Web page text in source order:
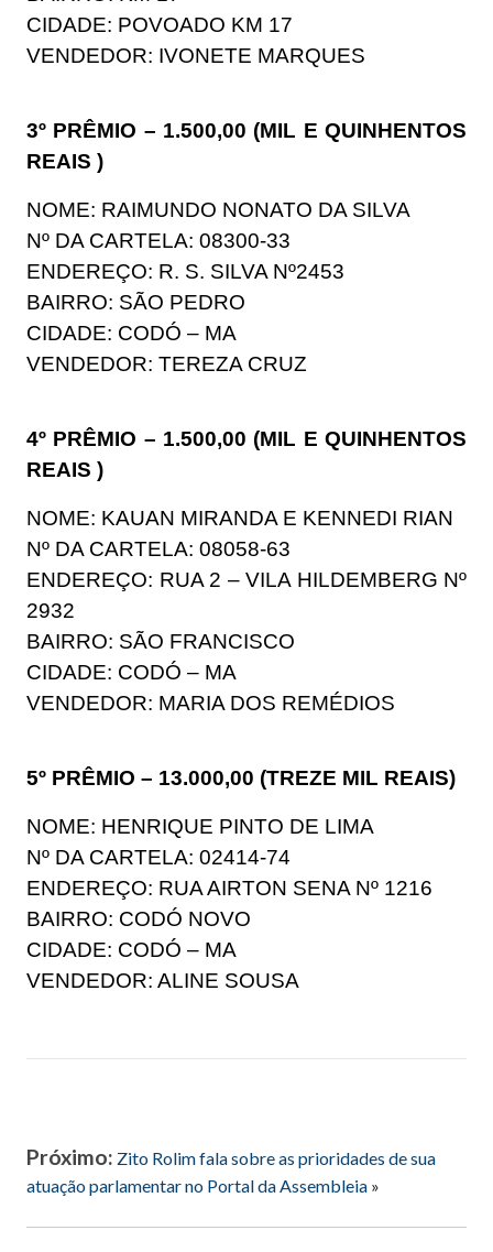
CIDADE: POVOADO KM 17
VENDEDOR: IVONETE MARQUES
3º PRÊMIO – 1.500,00 (MIL E QUINHENTOS
REAIS )
NOME: RAIMUNDO NONATO DA SILVA
Nº DA CARTELA: 08300-33
ENDEREÇO: R. S. SILVA Nº2453
BAIRRO: SÃO PEDRO
CIDADE: CODÓ – MA
VENDEDOR: TEREZA CRUZ
4º PRÊMIO – 1.500,00 (MIL E QUINHENTOS
REAIS )
NOME: KAUAN MIRANDA E KENNEDI RIAN
Nº DA CARTELA: 08058-63
ENDEREÇO: RUA 2 – VILA HILDEMBERG Nº
2932
BAIRRO: SÃO FRANCISCO
CIDADE: CODÓ – MA
VENDEDOR: MARIA DOS REMÉDIOS
5º PRÊMIO – 13.000,00 (TREZE MIL REAIS)
NOME: HENRIQUE PINTO DE LIMA
Nº DA CARTELA: 02414-74
ENDEREÇO: RUA AIRTON SENA Nº 1216
BAIRRO: CODÓ NOVO
CIDADE: CODÓ – MA
VENDEDOR: ALINE SOUSA
Próximo: Zito Rolim fala sobre as prioridades de sua
atuação parlamentar no Portal da Assembleia »